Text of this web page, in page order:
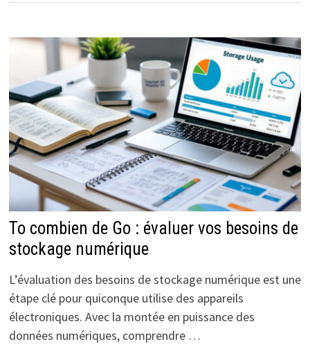
To combien de Go : évaluer vos besoins de
stockage numérique
L’évaluation des besoins de stockage numérique est une
étape clé pour quiconque utilise des appareils
électroniques. Avec la montée en puissance des
données numériques, comprendre …